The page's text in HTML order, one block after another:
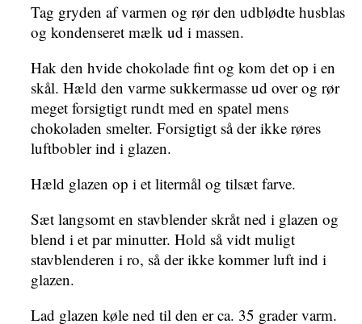
Tag gryden af varmen og rør den udblødte husblas
og kondenseret mælk ud i massen.
Hak den hvide chokolade fint og kom det op i en
skål. Hæld den varme sukkermasse ud over og rør
meget forsigtigt rundt med en spatel mens
chokoladen smelter. Forsigtigt så der ikke røres
luftbobler ind i glazen.
Hæld glazen op i et litermål og tilsæt farve.
Sæt langsomt en stavblender skråt ned i glazen og
blend i et par minutter. Hold så vidt muligt
stavblenderen i ro, så der ikke kommer luft ind i
glazen.
Lad glazen køle ned til den er ca. 35 grader varm.